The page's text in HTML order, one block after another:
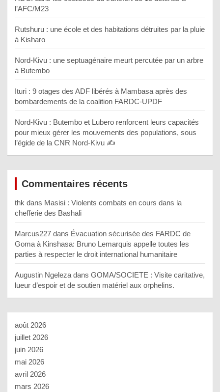
l’AFC/M23
Rutshuru : une école et des habitations détruites par la pluie
à Kisharo
Nord-Kivu : une septuagénaire meurt percutée par un arbre
à Butembo
Ituri : 9 otages des ADF libérés à Mambasa après des
bombardements de la coalition FARDC-UPDF
Nord-Kivu : Butembo et Lubero renforcent leurs capacités
pour mieux gérer les mouvements des populations, sous
l’égide de la CNR Nord-Kivu ✍️
Commentaires récents
thk dans Masisi : Violents combats en cours dans la
chefferie des Bashali
Marcus227 dans Évacuation sécurisée des FARDC de
Goma à Kinshasa: Bruno Lemarquis appelle toutes les
parties à respecter le droit international humanitaire
Augustin Ngeleza dans GOMA/SOCIETE : Visite caritative,
lueur d’espoir et de soutien matériel aux orphelins.
août 2026
juillet 2026
juin 2026
mai 2026
avril 2026
mars 2026